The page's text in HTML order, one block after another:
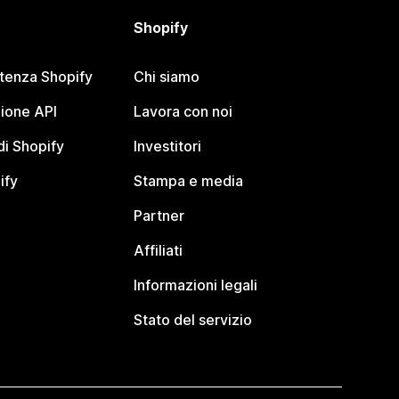
Shopify
API
Shopify
Shopify
Chi siamo
Lavora con noi
Investitori
Stampa e media
Partner
Affiliati
Informazioni legali
Stato del servizio